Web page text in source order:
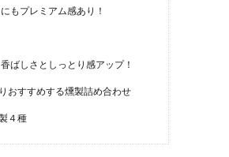
もプレミアム感あり！
ばしさとしっとり感アップ！
おすすめする燻製詰め合わせ
４種